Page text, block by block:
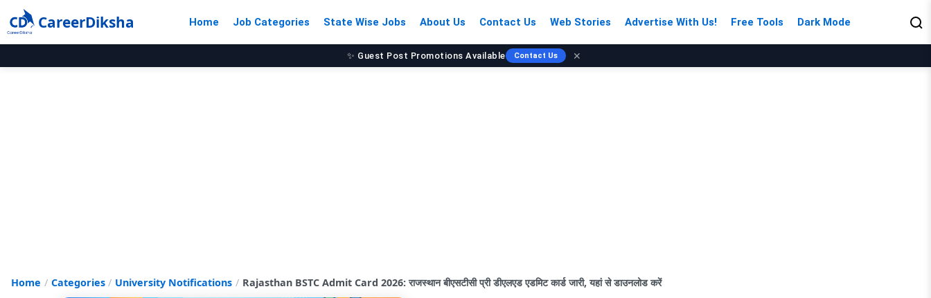
CareerDiksha Home Job Categories State Wise Jobs About Us Contact Us Web Stories Advertise With Us! Free Tools Dark Mode
✨ Guest Post Promotions Available Contact Us ✕
Home Categories University Notifications Rajasthan BSTC Admit Card 2026: राजस्थान बीएसटीसी प्री डीएलएड एडमिट कार्ड जारी, यहां से डाउनलोड करें